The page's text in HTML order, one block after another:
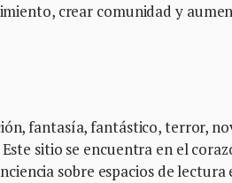
crear comunidad y
fantasía, fantástico, terror,
sitio se encuentra en el
sobre espacios de lectura